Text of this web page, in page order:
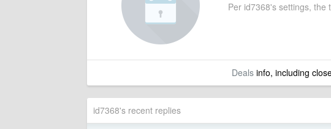
Per id7368's settings, the
Dealsinfo, including
id7368's recent replies